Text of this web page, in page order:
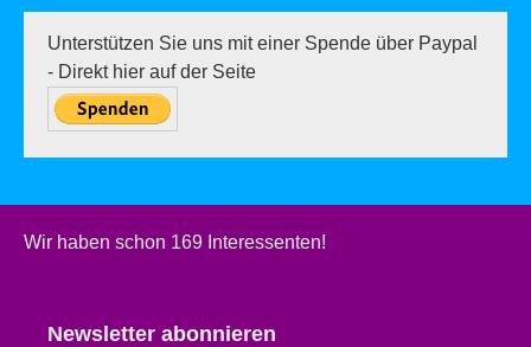
Unterstützen Sie uns mit einer Spende über Paypal
- Direkt hier auf der Seite
Wir haben schon 169 Interessenten!
Newsletter abonnieren